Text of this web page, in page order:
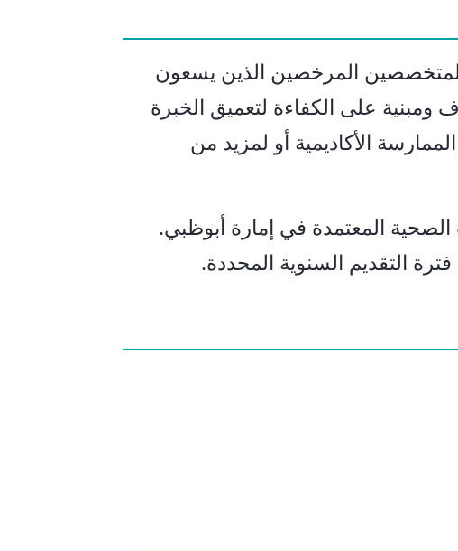
المرخصين الذين يسعون
على الكفاءة لتعميق الخبرة
الأكاديمية أو لمزيد من
المعتمدة في إمارة أبوظبي.
التقديم السنوية المحددة.